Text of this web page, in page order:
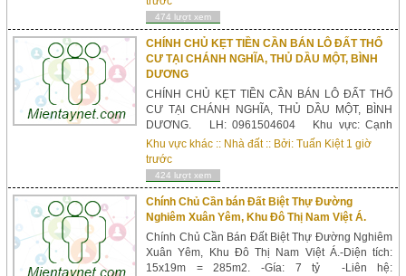
Nguyễn Ái Quốc 700 mét. Diện tích: 5,5* 23 nở
hậu ...
474 lượt xem
CHÍNH CHỦ KẸT TIỀN CẦN BÁN LÔ ĐẤT THỔ
CƯ TẠI CHÁNH NGHĨA, THỦ DẦU MỘT, BÌNH
DƯƠNG
CHÍNH CHỦ KẸT TIỀN CẦN BÁN LÔ ĐẤT THỔ
CƯ TẠI CHÁNH NGHĨA, THỦ DẦU MỘT, BÌNH
DƯƠNG. LH: 0961504604 Khu vực: Cạnh
trường Võ Minh Đức, Phường Chánh Nghĩa, TP.
Thủ Dầu Một. Tổng giá: 3.4 tỷ/nền. khi mua 2 nền
giá 6.7 tỷ. Diện tích: 174m²/ nền. Thông tin mô
tả 1. Vị trí đất: có...
Khu vực khác :: Nhà đất:: Bởi:Tuấn Kiệt 1 giờ
trước
424 lượt xem
Chính Chủ Cần bán Đất Biệt Thự Đường
Nghiêm Xuân Yêm, Khu Đô Thị Nam Việt Á.
Chính Chủ Cần Bán Đất Biệt Thự Đường Nghiêm
Xuân Yêm, Khu Đô Thị Nam Việt Á.-Diện tích:
15x19m = 285m2. -Gía: 7 tỷ -Liên hệ: